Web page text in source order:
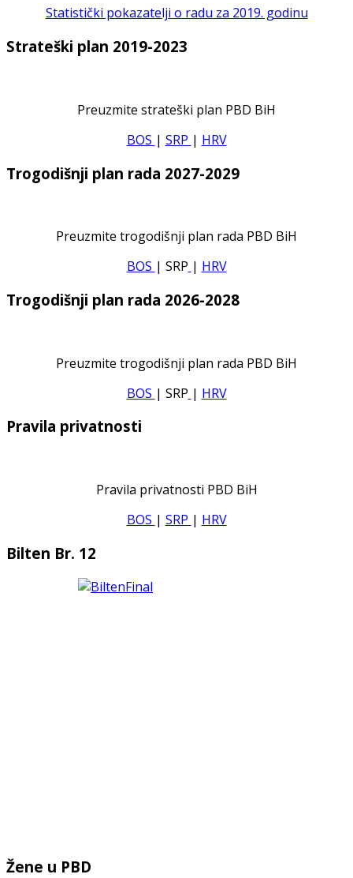
Statistički pokazatelji o radu za 2019. godinu
Strateški plan 2019-2023
Preuzmite strateški plan PBD BiH
BOS | SRP | HRV
Trogodišnji plan rada 2027-2029
Preuzmite trogodišnji plan rada PBD BiH
BOS | SRP | HRV
Trogodišnji plan rada 2026-2028
Preuzmite trogodišnji plan rada PBD BiH
BOS | SRP | HRV
Pravila privatnosti
Pravila privatnosti PBD BiH
BOS | SRP | HRV
Bilten Br. 12
Žene u PBD